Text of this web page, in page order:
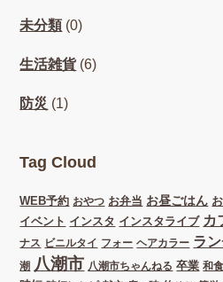
未分類(0)
生活雑貨(6)
防災 (1)
Tag Cloud
WEB予約 おやつ お弁当 お昼ごはん
イベント インスタ インスタライブ カ
ナス
ビニルタイ フォー ヘアカラー ラ
潮 八潮市 八潮市ちゃんねる 卒業 和食